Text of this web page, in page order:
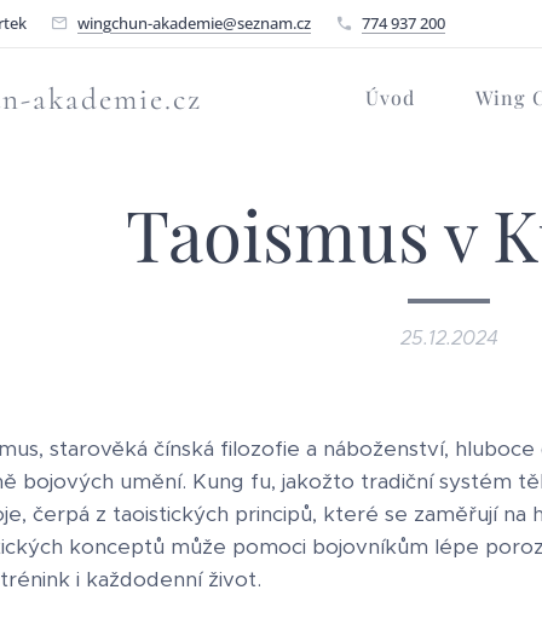
wingchun-akademie@seznam.cz 774 937 200
akademie.cz Úvod Wing
Taoismus v
25.12.2024
starověká čínská filozofie a náboženství,
bojových umění. Kung fu, jakožto tradiční systém
čerpá z taoistických principů, které se zaměřují na
konceptů může pomoci bojovníkům lépe
i každodenní život.